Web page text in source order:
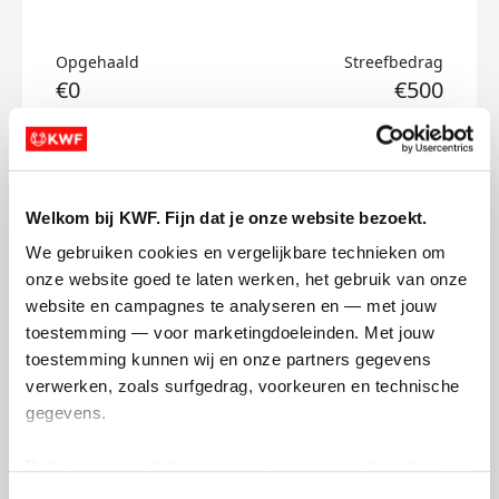
Welkom bij KWF. Fijn dat je onze website bezoekt.
We gebruiken cookies en vergelijkbare technieken om
onze website goed te laten werken, het gebruik van onze
website en campagnes te analyseren en — met jouw
toestemming — voor marketingdoeleinden. Met jouw
toestemming kunnen wij en onze partners gegevens
verwerken, zoals surfgedrag, voorkeuren en technische
gegevens.
Opgehaald
€0
Streefbedrag
€500
Doneer
Bruggenloop's badges